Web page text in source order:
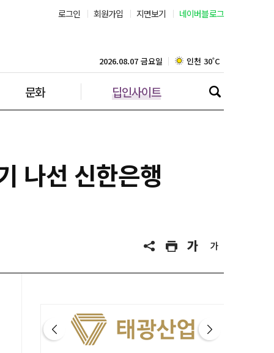
로그인 회원가입 지면보기 네이버블로그
문화 딥인사이트
2026.08.07 금요일 인천 30˚C
광주 36˚C
나선 신한은행